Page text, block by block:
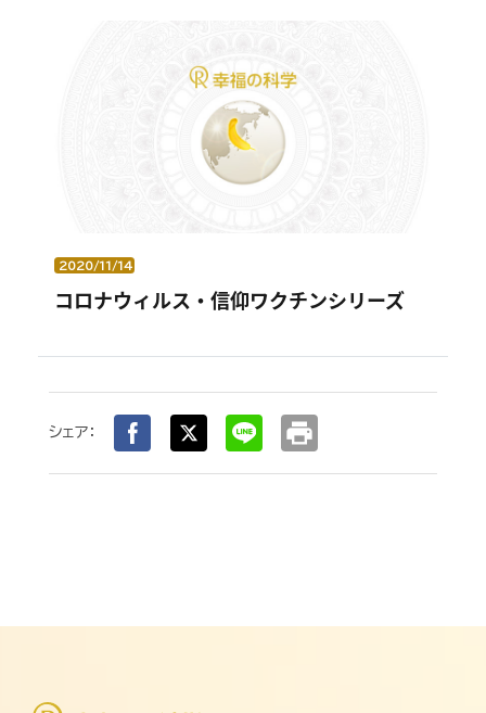
2020/11/14
コロナウィルス・信仰ワクチンシリーズ
シェア： print